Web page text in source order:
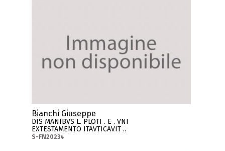
Bianchi Giuseppe
DIS MANIBVS L. PLOTI . E . VNI
EXTESTAMENTO ITAVTICAVIT ..
S-FN20234